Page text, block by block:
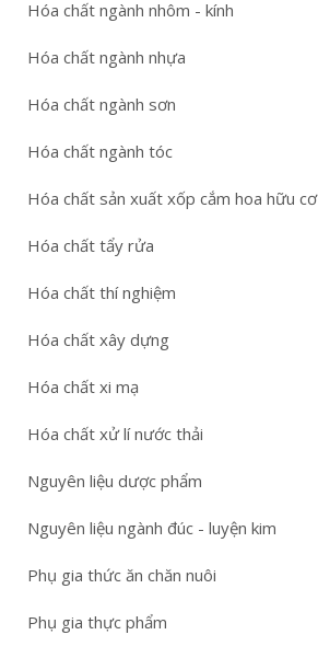
Hóa chất ngành nhôm - kính
Hóa chất ngành nhựa
Hóa chất ngành sơn
Hóa chất ngành tóc
Hóa chất sản xuất xốp cắm hoa hữu cơ
Hóa chất tẩy rửa
Hóa chất thí nghiệm
Hóa chất xây dựng
Hóa chất xi mạ
Hóa chất xử lí nước thải
Nguyên liệu dược phẩm
Nguyên liệu ngành đúc - luyện kim
Phụ gia thức ăn chăn nuôi
Phụ gia thực phẩm